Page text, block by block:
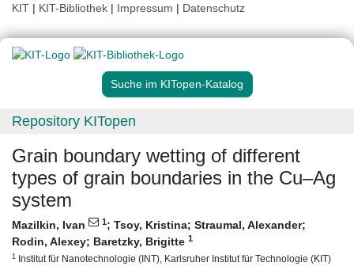
KIT | KIT-Bibliothek | Impressum | Datenschutz
Suche im KITopen-Katalog
Repository KITopen
Grain boundary wetting of different
types of grain boundaries in the Cu–Ag
system
Mazilkin, Ivan 1; Tsoy, Kristina; Straumal, Alexander;
Rodin, Alexey; Baretzky, Brigitte 1
1 Institut für Nanotechnologie (INT), Karlsruher Institut für Technologie (KIT)